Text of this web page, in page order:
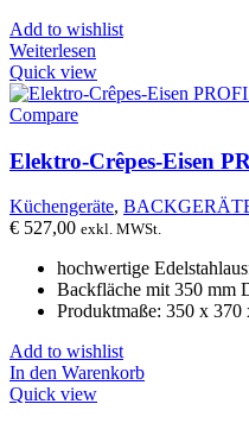
Add to wishlist
Weiterlesen
Quick view
Compare
Elektro-Crêpes-Eisen
Küchengeräte,
€ 527,00 exkl. MWSt.
hochwertige
Backfläche mit 350 mm
Produktmaße: 350 x 370
Add to wishlist
In den Warenkorb
Quick view